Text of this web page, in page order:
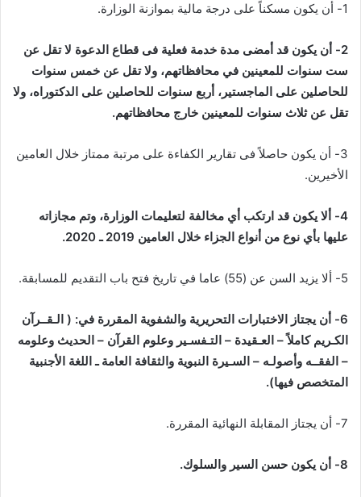
1- أن يكون مسكناً على درجة مالية بموازنة الوزارة.
2- أن يكون قد أمضى مدة خدمة فعلية فى قطاع الدعوة لا تقل عن
ست سنوات للمعينين في محافظاتهم، ولا تقل عن خمس سنوات
للحاصلين على الماجستير، أربع سنوات للحاصلين على الدكتوراه، ولا
تقل عن ثلاث سنوات للمعينين خارج محافظاتهم.
3- أن يكون حاصلاً فى تقارير الكفاءة على مرتبة ممتاز خلال العامين
الأخيرين.
4- ألا يكون قد ارتكب أي مخالفة لتعليمات الوزارة، وتم مجازاته
عليها بأي نوع من أنواع الجزاء خلال العامين 2019 ـ 2020.
5- ألا يزيد السن عن (55) عاما في تاريخ فتح باب التقديم للمسابقة.
6- أن يجتاز الاختبارات التحريرية والشفوية المقررة في: ( الـقــرآن
الكـريم كاملاً – العـقيدة – التـفسـير وعلوم القرآن – الحديث وعلومه
– الفقــه وأصولـه – السـيرة النبوية والثقافة العامة ـ اللغة الأجنبية
المتخصص فيها).
7- أن يجتاز المقابلة النهائية المقررة.
8- أن يكون حسن السير والسلوك.